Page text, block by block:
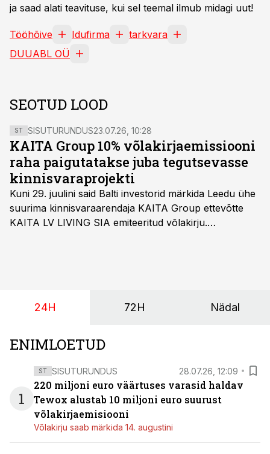
ja saad alati teavituse, kui sel teemal ilmub midagi uut!
Tööhõive Idufirma
tarkvara
DUUABL OÜ
SEOTUD LOOD
ST SISUTURUNDUS23.07.26, 10:28
KAITA Group 10% võlakirjaemissiooni
raha paigutatakse juba tegutsevasse
kinnisvaraprojekti
Kuni 29. juulini said Balti investorid märkida Leedu ühe
suurima kinnisvaraarendaja KAITA Group ettevõtte
KAITA LV LIVING SIA emiteeritud võlakirju.
24H 72H Nädal
ENIMLOETUD
1
ST SISUTURUNDUS 28.07.26, 12:09
220 miljoni euro väärtuses varasid haldav
Tewox alustab 10 miljoni euro suurust
võlakirjaemisiooni
Võlakirju saab märkida 14. augustini